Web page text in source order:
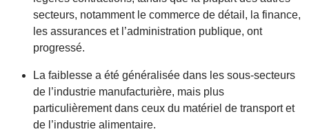
secteurs, notamment le commerce de détail, la finance,
les assurances et l’administration publique, ont
progressé.
La faiblesse a été généralisée dans les sous-secteurs
de l’industrie manufacturière, mais plus
particulièrement dans ceux du matériel de transport et
de l’industrie alimentaire.